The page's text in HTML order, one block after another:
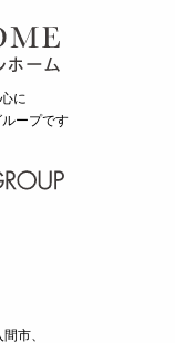
に
ープです
市、